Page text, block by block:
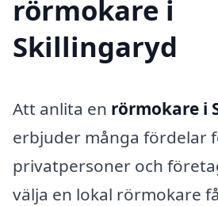
rörmokare i
Skillingaryd
Att anlita en rörmokare i
erbjuder många fördelar
privatpersoner och
välja en lokal rörmokare